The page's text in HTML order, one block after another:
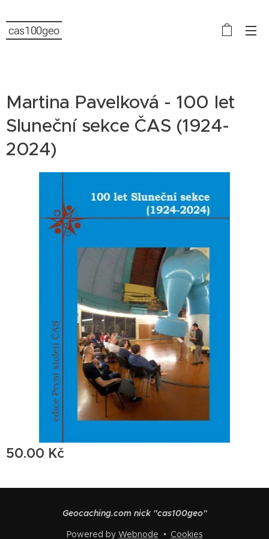
cas100geo
Martina Pavelková - 100 let
Sluneční sekce ČAS (1924-
2024)
50.00 Kč
Geocaching.com nick "cas100geo"
Powered by Webnode Cookies